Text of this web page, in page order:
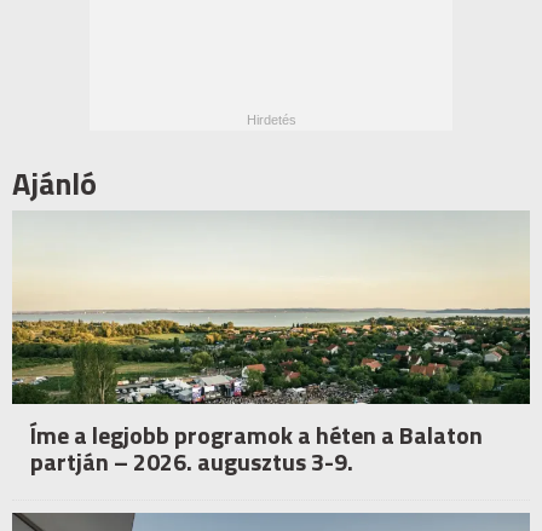
Ajánló
Íme a legjobb programok a héten a Balaton
partján – 2026. augusztus 3-9.